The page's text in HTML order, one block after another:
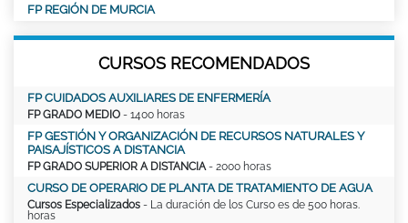
FP REGIÓN DE MURCIA
CURSOS RECOMENDADOS
FP CUIDADOS AUXILIARES DE ENFERMERÍA
FP GRADO MEDIO - 1400 horas
FP GESTIÓN Y ORGANIZACIÓN DE RECURSOS NATURALES Y
PAISAJÍSTICOS A DISTANCIA
FP GRADO SUPERIOR A DISTANCIA - 2000 horas
CURSO DE OPERARIO DE PLANTA DE TRATAMIENTO DE AGUA
Cursos Especializados - La duración de los Curso es de 500 horas.
horas